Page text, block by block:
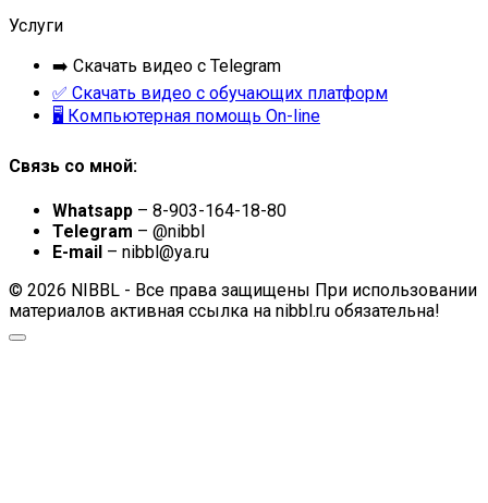
Услуги
➡️ Скачать видео с Telegram
✅ Скачать видео с обучающих платформ
🖥 Компьютерная помощь On-line
Связь со мной:
Whatsapp – 8-903-164-18-80
Telegram – @nibbl
E-mail – nibbl@ya.ru
© 2026 NIBBL - Все права защищены При использовании
материалов активная ссылка на nibbl.ru обязательна!